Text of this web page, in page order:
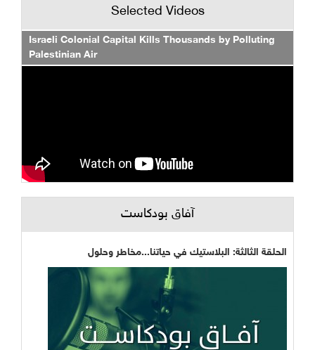
Selected Videos
Israeli Colonial Capital Kills Thousands by Polluting
Palestinian Air
آفاق بودكاست
الحلقة الثالثة: البلاستيك في حياتنا...مخاطر وحلول